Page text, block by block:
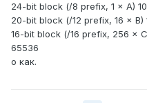
24-bit block (/8 prefix, 1 × A)
20-bit block (/12 prefix, 16 × B)
16-bit block (/16 prefix, 256 ×
65536
о как.